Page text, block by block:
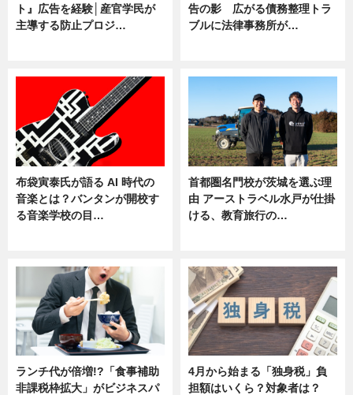
ト』広告を経験│産官学民が
主導する防止プロジ…
告の影 広がる債務整理トラ
ブルに法律事務所が…
布袋寅泰氏が語る AI 時代の
音楽とは？バンタンが開校す
る音楽学校の目…
首都圏名門校が茨城を選ぶ理
由 アーストラベル水戸が仕掛
ける、教育旅行の…
ランチ代が倍増!?「食事補助
非課税枠拡大」がビジネスパ
4月から始まる「独身税」負
担額はいくら？対象者は？